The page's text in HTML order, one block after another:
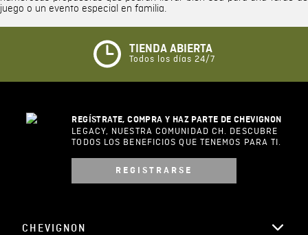
juego o un evento especial en familia.
TIENDA ABIERTA
Todos los días 24/7
REGÍSTRATE, COMPRA Y HAZ PARTE DE CHEVIGNON
LEGACY, NUESTRA COMUNIDAD CH. DESCUBRE
TODOS LOS BENEFICIOS QUE TENEMOS PARA TI.
REGISTRARSE
CHEVIGNON